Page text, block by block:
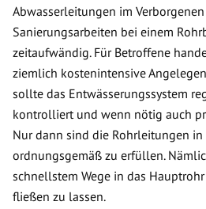
Abwasserleitungen im
Sanierungsarbeiten bei einem
zeitaufwändig. Für Betroffene
ziemlich kostenintensive
sollte das Entwässerungssystem
kontrolliert und wenn nötig auch
Nur dann sind die Rohrleitungen in
ordnungsgemäß zu erfüllen.
schnellstem Wege in das
fließen zu lassen.